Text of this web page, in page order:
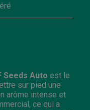
Seeds Auto est le
sur pied une
arôme intense et
ce qui a